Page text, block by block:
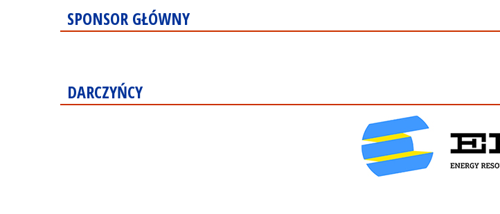
SPONSOR GŁÓWNY
DARCZYŃCY